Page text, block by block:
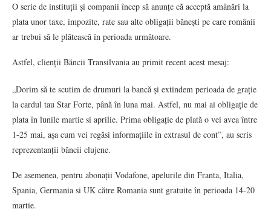
O serie de instituții și companii încep să anunțe că acceptă amânări la
plata unor taxe, impozite, rate sau alte obligații bănești pe care românii
ar trebui să le plătească în perioada următoare.
Astfel, clienții Băncii Transilvania au primit recent acest mesaj:
„Dorim să te scutim de drumuri la bancă și extindem perioada de grație
la cardul tau Star Forte, până în luna mai. Astfel, nu mai ai obligație de
plata în lunile martie si aprilie. Prima obligație de plată o vei avea între
1-25 mai, așa cum vei regăsi informațiile în extrasul de cont”, au scris
reprezentanții băncii clujene.
De asemenea, pentru abonații Vodafone, apelurile din Franta, Italia,
Spania, Germania si UK către Romania sunt gratuite în perioada 14-20
martie.